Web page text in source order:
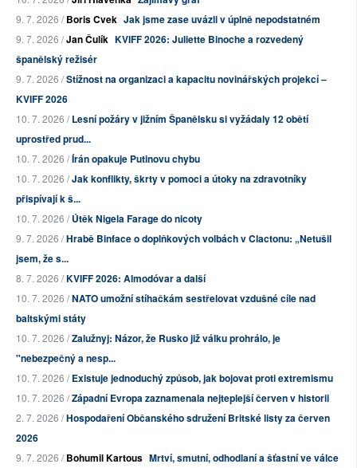
9. 7. 2026 /Boris Cvek Jak jsme zase uvázli v úplně nepodstatném
9. 7. 2026 /Jan Čulík KVIFF 2026: Juliette Binoche a rozvedený
španělský režisér
9. 7. 2026 /Stížnost na organizaci a kapacitu novinářských projekcí –
KVIFF 2026
10. 7. 2026 /Lesní požáry v jižním Španělsku si vyžádaly 12 obětí
uprostřed prud...
10. 7. 2026 /Írán opakuje Putinovu chybu
10. 7. 2026 /Jak konflikty, škrty v pomoci a útoky na zdravotníky
přispívají k š...
10. 7. 2026 /Útěk Nigela Farage do nicoty
9. 7. 2026 /Hrabě Binface o doplňkových volbách v Clactonu: „Netušil
jsem, že s...
8. 7. 2026 /KVIFF 2026: Almodóvar a další
10. 7. 2026 /NATO umožní stíhačkám sestřelovat vzdušné cíle nad
baltskými státy
10. 7. 2026 /Zalužnyj: Názor, že Rusko již válku prohrálo, je
"nebezpečný a nesp...
10. 7. 2026 /Existuje jednoduchý způsob, jak bojovat proti extremismu
10. 7. 2026 /Západní Evropa zaznamenala nejteplejší červen v historii
2. 7. 2026 /Hospodaření Občanského sdružení Britské listy za červen
2026
9. 7. 2026 /Bohumil Kartous Mrtví, smutní, odhodlaní a šťastní ve válce